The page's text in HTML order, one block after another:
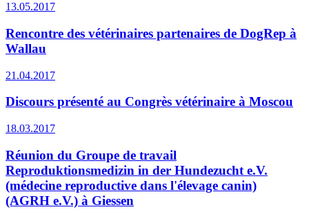
13.05.2017
Rencontre des vétérinaires partenaires de DogRep à
Wallau
21.04.2017
Discours présenté au Congrès vétérinaire à Moscou
18.03.2017
Réunion du Groupe de travail
Reproduktionsmedizin in der Hundezucht e.V.
(médecine reproductive dans l'élevage canin)
(AGRH e.V.) à Giessen